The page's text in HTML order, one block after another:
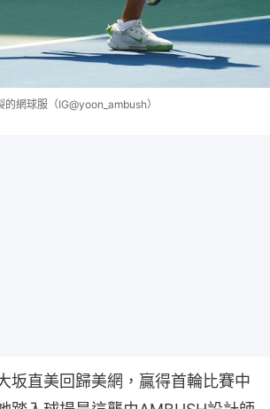
網球服（IG@yoon_ambush）
坂直美回歸美網，贏得首輪比賽中